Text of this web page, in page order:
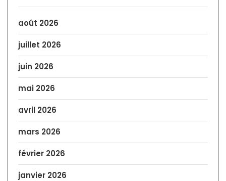
août 2026
juillet 2026
juin 2026
mai 2026
avril 2026
mars 2026
février 2026
janvier 2026